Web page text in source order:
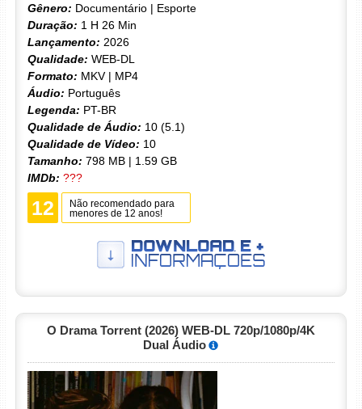
Gênero: Documentário | Esporte
Duração: 1 H 26 Min
Lançamento: 2026
Qualidade: WEB-DL
Formato: MKV | MP4
Áudio: Português
Legenda: PT-BR
Qualidade de Áudio: 10 (5.1)
Qualidade de Vídeo: 10
Tamanho: 798 MB | 1.59 GB
IMDb: ???
12
Não recomendado para
menores de 12 anos!
O Drama Torrent (2026) WEB-DL 720p/1080p/4K
Dual Áudio